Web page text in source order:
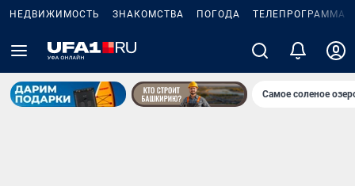
НЕДВИЖИМОСТЬ ЗНАКОМСТВА ПОГОДА ТЕЛЕПРОГРАММА
Самое соленое